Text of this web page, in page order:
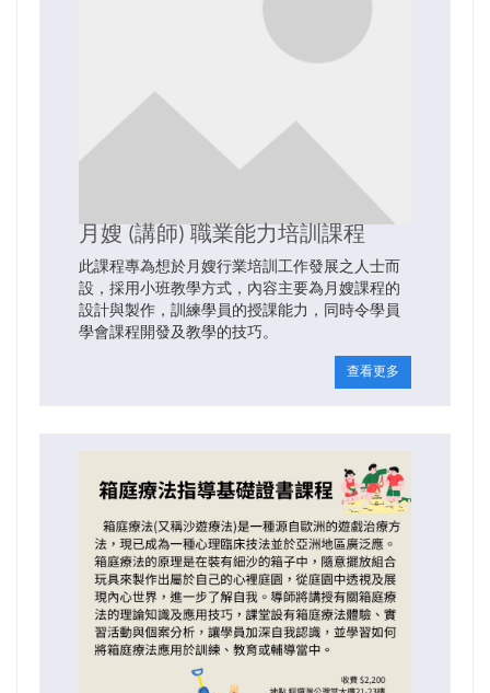
月嫂 (講師) 職業能力培訓課程
此課程專為想於月嫂行業培訓工作發展之人士而
設，採用小班教學方式，內容主要為月嫂課程的
設計與製作，訓練學員的授課能力，同時令學員
學會課程開發及教學的技巧。
查看更多